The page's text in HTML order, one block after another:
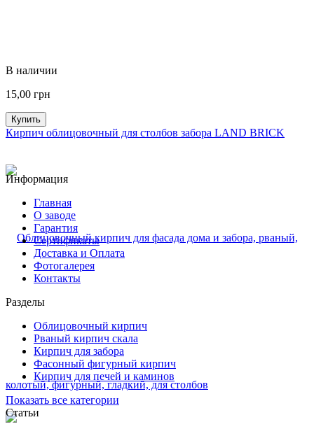
В наличии
15,00 грн
Купить
Кирпич облицовочный для столбов забора LAND BRICK
Информация
Главная
О заводе
Гарантия
Сертификаты
Доставка и Оплата
Фотогалерея
Контакты
Разделы
Облицовочный кирпич
Рваный кирпич скала
Кирпич для забора
Фасонный фигурный кирпич
Кирпич для печей и каминов
Показать все категории
Статьи